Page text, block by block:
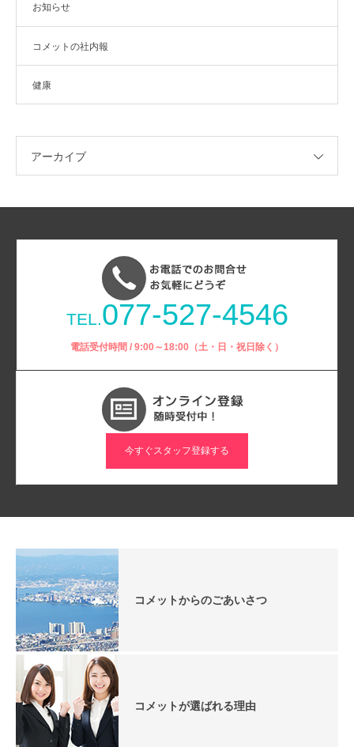
お知らせ
コメットの社内報
健康
アーカイブ
TEL.077-527-4546
電話受付時間 / 9:00～18:00（土・日・祝日除く）
今すぐスタッフ登録する
コメットからのごあいさつ
コメットが選ばれる理由